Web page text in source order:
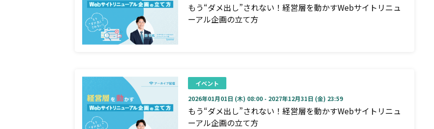
もう“ダメ出し”されない！経営層を動かすWebサイトリニュ
ーアル企画の立て方
イベント
2026年01月01日 (木) 08:00 - 2027年12月31日 (金) 23:59
もう“ダメ出し”されない！経営層を動かすWebサイトリニュ
ーアル企画の立て方